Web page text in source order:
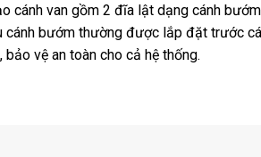
cánh van gồm 2 đĩa lật dạng cánh
bướm thường được lắp đặt trước
vệ an toàn cho cả hệ thống.